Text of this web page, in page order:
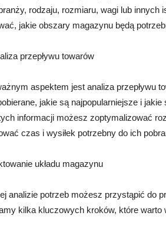
rodzaju, rozmiaru, wagi lub
jakie obszary magazynu będą
przepływu towarów
aspektem jest analiza przepływu
jakie są najpopularniejsze i
informacji możesz zoptymalizować
czas i wysiłek potrzebny do ich
układu magazynu
analizie potrzeb możesz przystąpić do
kilka kluczowych kroków, które warto